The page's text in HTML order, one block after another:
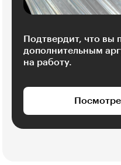
Подтвердит, что вы
дополнительным
на работу.